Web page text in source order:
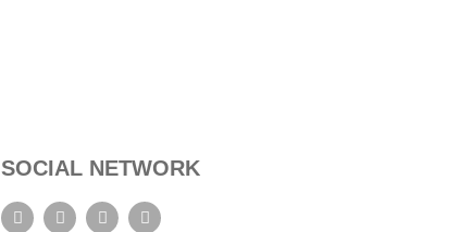
SOCIAL NETWORK